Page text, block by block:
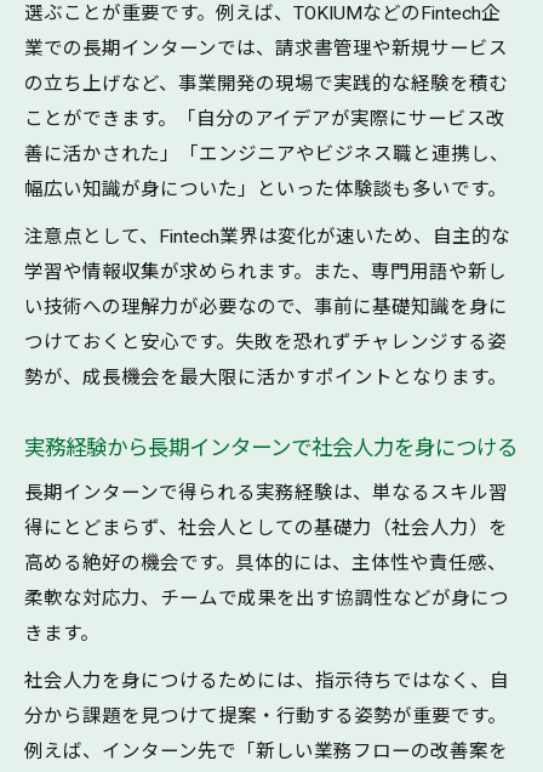
選ぶことが重要です。例えば、TOKIUMなどのFintech企
業での長期インターンでは、請求書管理や新規サービス
の立ち上げなど、事業開発の現場で実践的な経験を積む
ことができます。「自分のアイデアが実際にサービス改
善に活かされた」「エンジニアやビジネス職と連携し、
幅広い知識が身についた」といった体験談も多いです。
注意点として、Fintech業界は変化が速いため、自主的な
学習や情報収集が求められます。また、専門用語や新し
い技術への理解力が必要なので、事前に基礎知識を身に
つけておくと安心です。失敗を恐れずチャレンジする姿
勢が、成長機会を最大限に活かすポイントとなります。
実務経験から長期インターンで社会人力を身につける
長期インターンで得られる実務経験は、単なるスキル習
得にとどまらず、社会人としての基礎力（社会人力）を
高める絶好の機会です。具体的には、主体性や責任感、
柔軟な対応力、チームで成果を出す協調性などが身につ
きます。
社会人力を身につけるためには、指示待ちではなく、自
分から課題を見つけて提案・行動する姿勢が重要です。
例えば、インターン先で「新しい業務フローの改善案を